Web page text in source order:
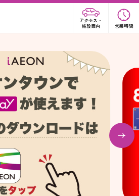
アクセス・
施設案内
営業時間